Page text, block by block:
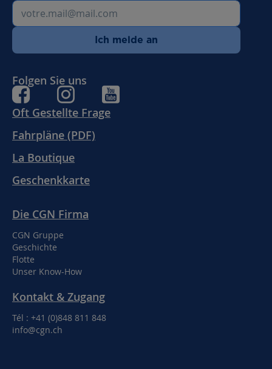
Oft Gestellte Frage
Fahrpläne (PDF)
La Boutique
Geschenkkarte
Die CGN Firma
CGN Gruppe
Geschichte
Flotte
Unser Know-How
Kontakt & Zugang
Tél : +41 (0)848 811 848
info@cgn.ch
Ich melde an
Folgen Sie uns